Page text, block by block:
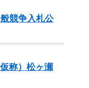
競争入札公
称）松ヶ瀬